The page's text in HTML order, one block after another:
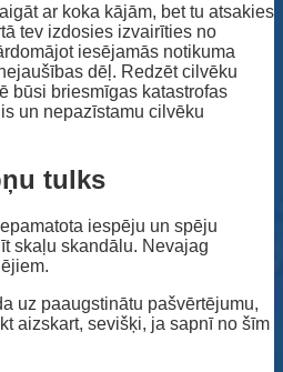
ar koka kājām, bet tu atsakies
tev izdosies izvairīties no
iesējamās notikuma
dēļ. Redzēt cilvēku
būsi briesmīgas katastrofas
un nepazīstamu cilvēku
tulks
iespēju un spēju
skaļu skandālu. Nevajag
uz paaugstinātu pašvērtējumu,
aizskart, sevišķi, ja sapnī no šīm